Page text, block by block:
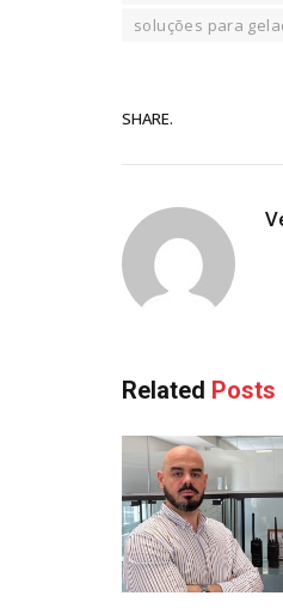
soluções para
SHARE.
Related Posts